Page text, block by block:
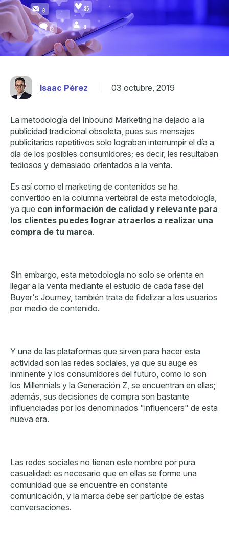
Isaac Pérez 03 octubre, 2019
La metodología del Inbound Marketing ha dejado a la
publicidad tradicional obsoleta, pues sus mensajes
publicitarios repetitivos solo lograban interrumpir el día a
día de los posibles consumidores; es decir, les resultaban
tediosos y demasiado orientados a la venta.
Es así como el marketing de contenidos se ha
convertido en la columna vertebral de esta metodología,
ya que con información de calidad y relevante para
los clientes puedes lograr atraerlos a realizar una
compra de tu marca.
Sin embargo, esta metodología no solo se orienta en
llegar a la venta mediante el estudio de cada fase del
Buyer's Journey, también trata de fidelizar a los usuarios
por medio de contenido.
Y una de las plataformas que sirven para hacer esta
actividad son las redes sociales, ya que su auge es
inminente y los consumidores del futuro, como lo son
los Millennials y la Generación Z, se encuentran en ellas;
además, sus decisiones de compra son bastante
influenciadas por los denominados "influencers" de esta
nueva era.
Las redes sociales no tienen este nombre por pura
casualidad: es necesario que en ellas se forme una
comunidad que se encuentre en constante
comunicación, y la marca debe ser partícipe de estas
conversaciones.